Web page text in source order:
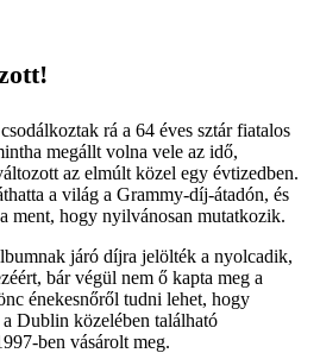
rá a 64 éves sztár ­fiatalos
megállt volna vele az idő,
az elmúlt közel egy évtizedben.
a világ a Grammy-díj-­átadón, és
ment, hogy nyilvánosan mutatkozik.
járó díjra jelölték a nyolcadik,
bár végül nem ő kapta meg a
énekesnőről tudni lehet, hogy
Dublin közelében található
ben vásárolt meg.